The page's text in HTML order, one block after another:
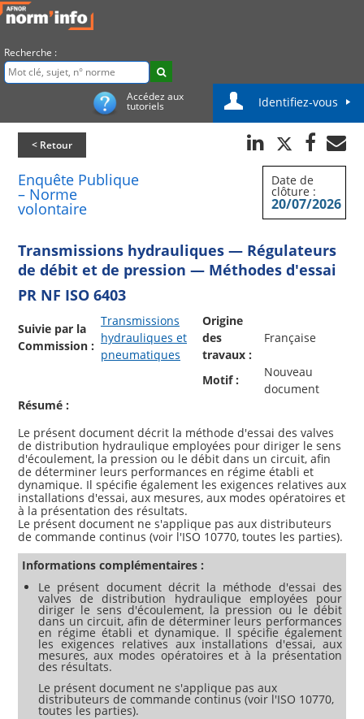
Recherche :
Accédez aux
tutoriels Identifiez-vous
< Retour
Enquête Publique
– Norme
volontaire
Date de
clôture :
20/07/2026
Transmissions hydrauliques — Régulateurs
de débit et de pression — Méthodes d'essai
PR NF ISO 6403
Suivie par la
Commission :
Transmissions
hydrauliques et
pneumatiques
Origine
des
travaux :
Française
Motif :
Nouveau
document
Résumé :
Le présent document décrit la méthode d'essai des valves
de distribution hydraulique employées pour diriger le sens
d'écoulement, la pression ou le débit dans un circuit, afin
de déterminer leurs performances en régime établi et
dynamique. Il spécifie également les exigences relatives aux
installations d'essai, aux mesures, aux modes opératoires et
à la présentation des résultats.
Le présent document ne s'applique pas aux distributeurs
Informations complémentaires :
Le présent document décrit la méthode d'essai des
valves de distribution hydraulique employées pour
diriger le sens d'écoulement, la pression ou le débit
dans un circuit, afin de déterminer leurs performances
en régime établi et dynamique. Il spécifie également
les exigences relatives aux installations d'essai, aux
mesures, aux modes opératoires et à la présentation
des résultats.
Le présent document ne s'applique pas aux
distributeurs de commande continus (voir l'ISO 10770,
toutes les parties).